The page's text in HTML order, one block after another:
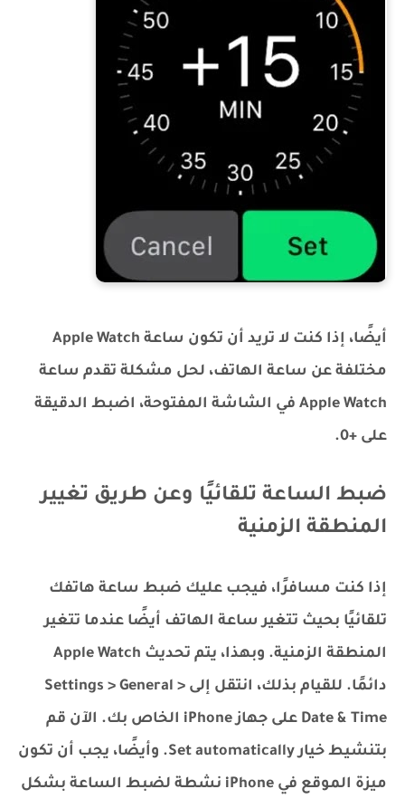
أيضًا، إذا كنت لا تريد أن تكون ساعة Apple Watch
مختلفة عن ساعة الهاتف، لحل مشكلة تقدم ساعة
Apple Watch في الشاشة المفتوحة، اضبط الدقيقة
على +0.
ضبط الساعة تلقائيًا وعن طريق تغيير
المنطقة الزمنية
إذا كنت مسافرًا، فيجب عليك ضبط ساعة هاتفك
تلقائيًا بحيث تتغير ساعة الهاتف أيضًا عندما تتغير
المنطقة الزمنية. وبهذا، يتم تحديث Apple Watch
دائمًا. للقيام بذلك، انتقل إلى Settings > General >
Date & Time على جهاز iPhone الخاص بك. الآن قم
بتنشيط خيار Set automatically. وأيضًا، يجب أن تكون
ميزة الموقع في iPhone نشطة لضبط الساعة بشكل